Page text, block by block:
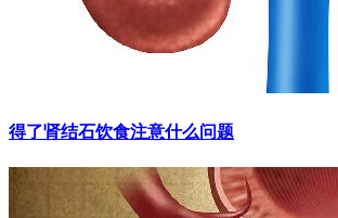
得了肾结石饮食注意什么问题